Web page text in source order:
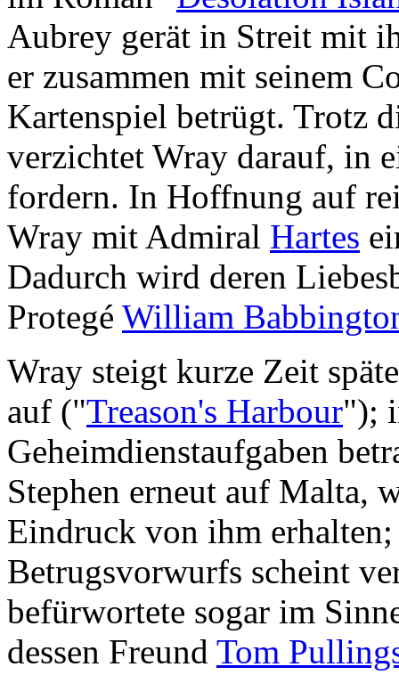
Aubrey gerät in Streit mit
er zusammen mit seinem
Kartenspiel betrügt. Trotz
verzichtet Wray darauf, in
fordern. In Hoffnung auf
Wray mit Admiral Hartes
Dadurch wird deren
Protegé William
Wray steigt kurze Zeit
auf ("Treason's Harbour");
Geheimdienstaufgaben
Stephen erneut auf Malta,
Eindruck von ihm
Betrugsvorwurfs scheint
befürwortete sogar im
dessen Freund Tom